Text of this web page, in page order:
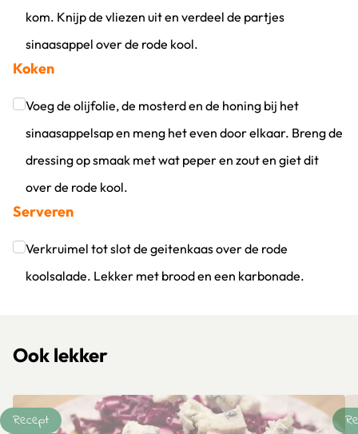
kom. Knijp de vliezen uit en verdeel de partjes
sinaasappel over de rode kool.
Klik om dit selectievakje aan te vinken
Koken
Voeg de olijfolie, de mosterd en de honing bij het
sinaasappelsap en meng het even door elkaar. Breng de
dressing op smaak met wat peper en zout en giet dit
over de rode kool.
Klik om dit selectievakje aan te vinken
Serveren
Verkruimel tot slot de geitenkaas over de rode
koolsalade. Lekker met brood en een karbonade.
Ook lekker
Recept